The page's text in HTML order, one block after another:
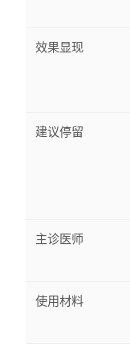
效果显现
建议停留
主诊医师
使用材料